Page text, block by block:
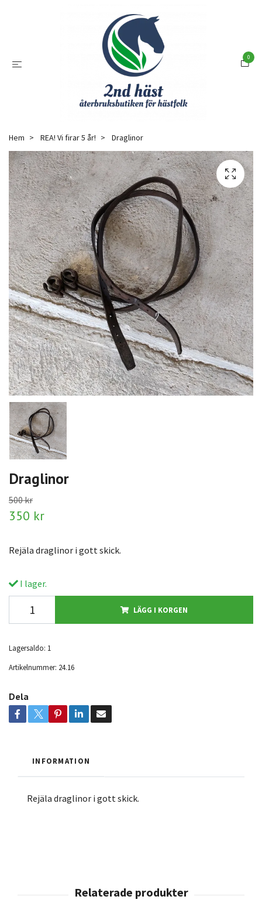
0
Hem REA! Vi firar 5 år! Draglinor
Draglinor
500 kr
350 kr
Rejäla draglinor i gott skick.
I lager.
LÄGG I KORGEN
Lagersaldo: 1
Artikelnummer: 24.16
Dela
INFORMATION
Rejäla draglinor i gott skick.